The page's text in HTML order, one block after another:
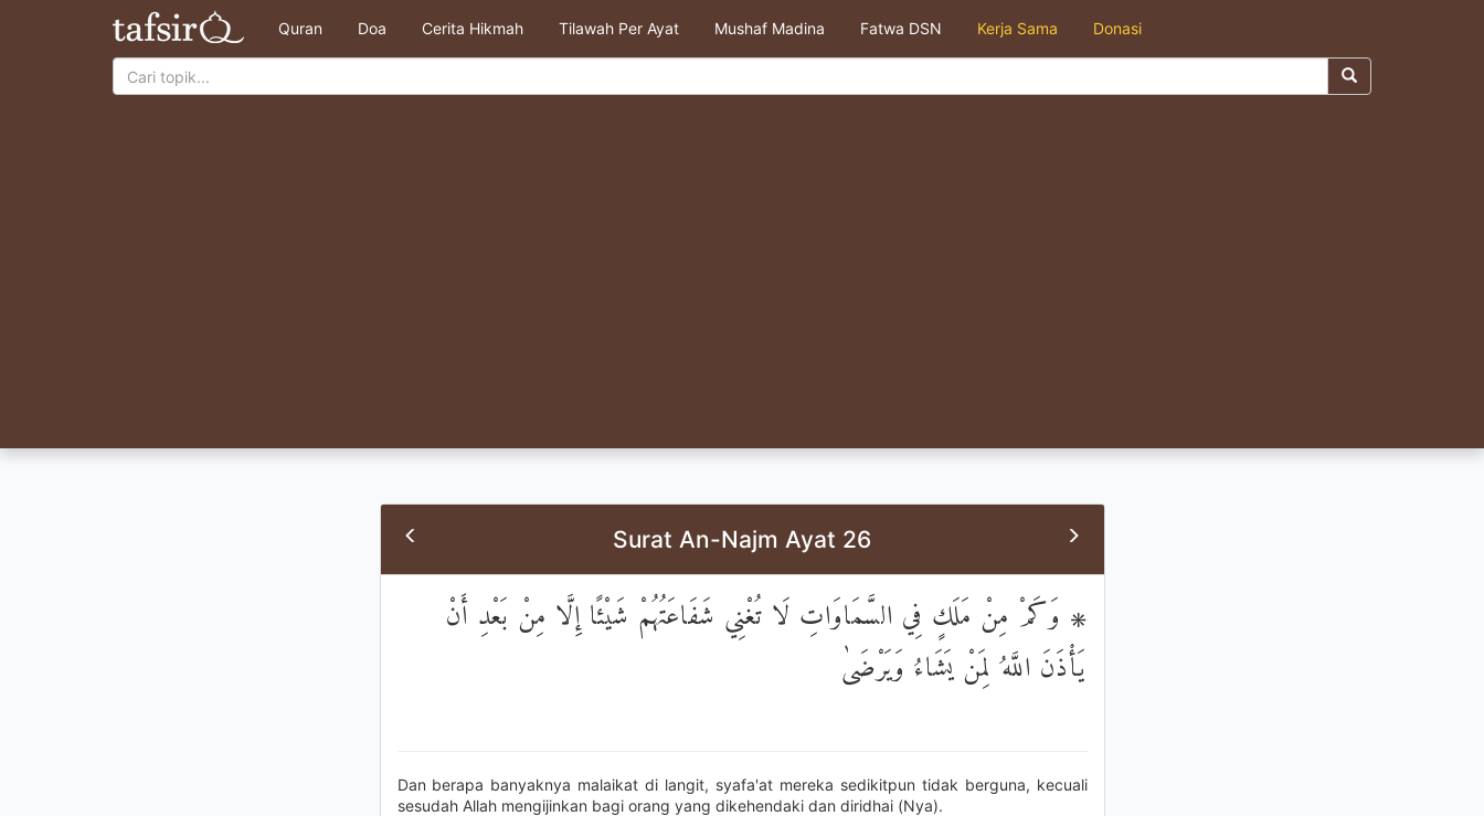
Quran Doa Cerita Hikmah Tilawah Per Ayat Mushaf Madina Fatwa DSN Kerja Sama Donasi
Surat An-Najm Ayat 26
۞ وَكَمْ مِنْ مَلَكٍ فِي السَّمَاوَاتِ لَا تُغْنِي شَفَاعَتُهُمْ شَيْئًا إِلَّا مِنْ بَعْدِ أَنْ
يَأْذَنَ اللَّهُ لِمَنْ يَشَاءُ وَيَرْضَىٰ
Dan berapa banyaknya malaikat di langit, syafa'at mereka sedikitpun tidak berguna, kecuali
sesudah Allah mengijinkan bagi orang yang dikehendaki dan diridhai (Nya).